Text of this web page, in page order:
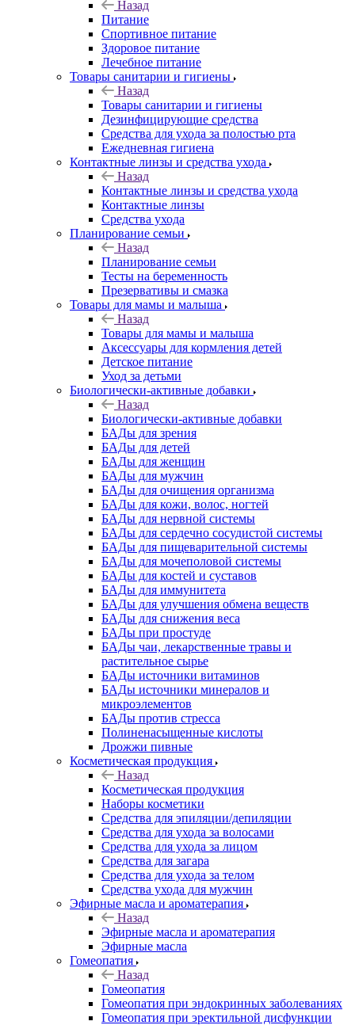
Назад
Питание
Спортивное питание
Здоровое питание
Лечебное питание
Товары санитарии и гигиены
Назад
Товары санитарии и гигиены
Дезинфицирующие средства
Средства для ухода за полостью рта
Ежедневная гигиена
Контактные линзы и средства ухода
Назад
Контактные линзы и средства ухода
Контактные линзы
Средства ухода
Планирование семьи
Назад
Планирование семьи
Тесты на беременность
Презервативы и смазка
Товары для мамы и малыша
Назад
Товары для мамы и малыша
Аксессуары для кормления детей
Детское питание
Уход за детьми
Биологически-активные добавки
Назад
Биологически-активные добавки
БАДы для зрения
БАДы для детей
БАДы для женщин
БАДы для мужчин
БАДы для очищения организма
БАДы для кожи, волос, ногтей
БАДы для нервной системы
БАДы для сердечно сосудистой системы
БАДы для пищеварительной системы
БАДы для мочеполовой системы
БАДы для костей и суставов
БАДы для иммунитета
БАДы для улучшения обмена веществ
БАДы для снижения веса
БАДы при простуде
БАДы чаи, лекарственные травы и
растительное сырье
БАДы источники витаминов
БАДы источники минералов и
микроэлементов
БАДы против стресса
Полиненасыщенные кислоты
Дрожжи пивные
Косметическая продукция
Назад
Косметическая продукция
Наборы косметики
Средства для эпиляции/депиляции
Средства для ухода за волосами
Средства для ухода за лицом
Средства для загара
Средства для ухода за телом
Средства ухода для мужчин
Эфирные масла и ароматерапия
Назад
Эфирные масла и ароматерапия
Эфирные масла
Гомеопатия
Назад
Гомеопатия
Гомеопатия при эндокринных заболеваниях
Гомеопатия при эректильной дисфункции